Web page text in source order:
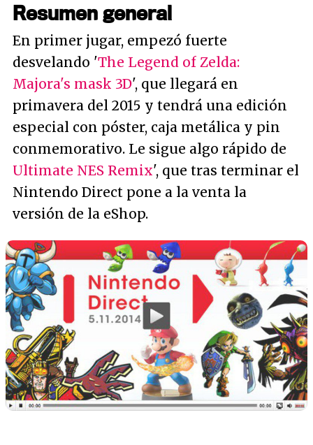
Resumen general
En primer jugar, empezó fuerte
desvelando 'The Legend of Zelda:
Majora's mask 3D', que llegará en
primavera del 2015 y tendrá una edición
especial con póster, caja metálica y pin
conmemorativo. Le sigue algo rápido de
Ultimate NES Remix', que tras terminar el
Nintendo Direct pone a la venta la
versión de la eShop.